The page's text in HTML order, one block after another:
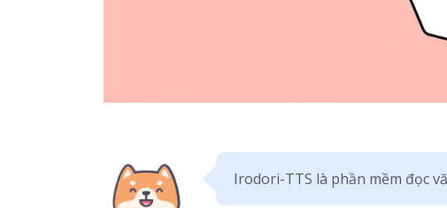
Irodori-TTS là phần mềm đọc